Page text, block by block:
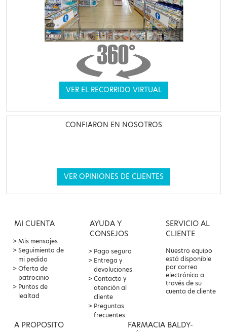
VER EL RECORRIDO VIRTUAL
CONFIARON EN NOSOTROS
VER OPINIONES DE CLIENTES
MI CUENTA
Mis mensajes
Seguimiento de
mi pedido
Oferta de
patrocinio
Puntos de
lealtad
AYUDA Y
CONSEJOS
Pago seguro
Entrega y
devoluciones
Contacto y
atención al
cliente
Preguntas
frecuentes
SERVICIO AL
CLIENTE
Nuestro equipo
está disponible
por correo
electrónico a
través de su
cuenta de cliente
A PROPOSITO
FARMACIA BALDY-